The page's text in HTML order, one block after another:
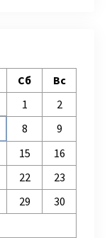
Сб Вс
1
2
8
9
15
16
22
23
29
30